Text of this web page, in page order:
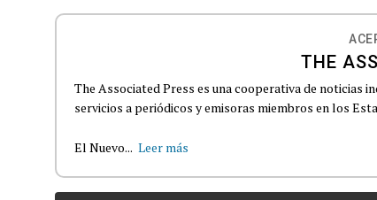
THE
The Associated Press es una cooperativa de noticias
servicios a periódicos y emisoras miembros en los
El Nuevo... Leer más